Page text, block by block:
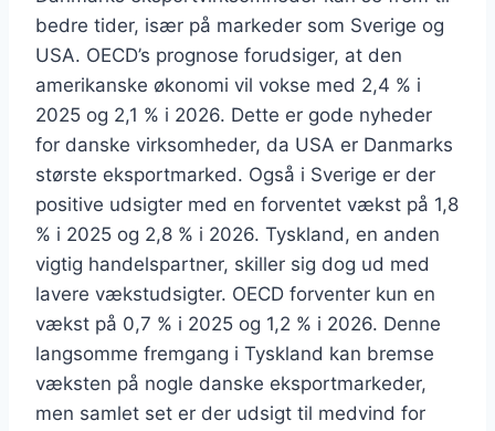
bedre tider, især på markeder som Sverige og
USA. OECD’s prognose forudsiger, at den
amerikanske økonomi vil vokse med 2,4 % i
2025 og 2,1 % i 2026. Dette er gode nyheder
for danske virksomheder, da USA er Danmarks
største eksportmarked. Også i Sverige er der
positive udsigter med en forventet vækst på 1,8
% i 2025 og 2,8 % i 2026. Tyskland, en anden
vigtig handelspartner, skiller sig dog ud med
lavere vækstudsigter. OECD forventer kun en
vækst på 0,7 % i 2025 og 1,2 % i 2026. Denne
langsomme fremgang i Tyskland kan bremse
væksten på nogle danske eksportmarkeder,
men samlet set er der udsigt til medvind for